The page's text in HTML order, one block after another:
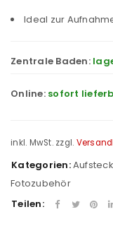
Ideal zur
Zentrale Baden:
Online: sofort
inkl. MwSt. zzgl.
Kategorien:
Fotozubehör
Teilen: